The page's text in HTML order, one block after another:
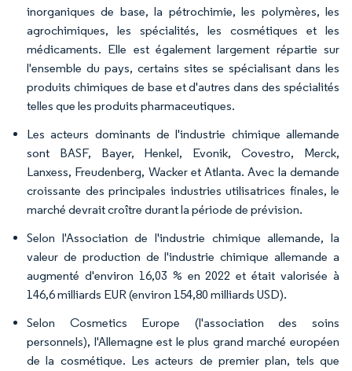
inorganiques de base, la pétrochimie, les polymères, les
agrochimiques, les spécialités, les cosmétiques et les
médicaments. Elle est également largement répartie sur
l'ensemble du pays, certains sites se spécialisant dans les
produits chimiques de base et d'autres dans des spécialités
telles que les produits pharmaceutiques.
Les acteurs dominants de l'industrie chimique allemande
sont BASF, Bayer, Henkel, Evonik, Covestro, Merck,
Lanxess, Freudenberg, Wacker et Atlanta. Avec la demande
croissante des principales industries utilisatrices finales, le
marché devrait croître durant la période de prévision.
Selon l'Association de l'industrie chimique allemande, la
valeur de production de l'industrie chimique allemande a
augmenté d'environ 16,03 % en 2022 et était valorisée à
146,6 milliards EUR (environ 154,80 milliards USD).
Selon Cosmetics Europe (l'association des soins
personnels), l'Allemagne est le plus grand marché européen
de la cosmétique. Les acteurs de premier plan, tels que